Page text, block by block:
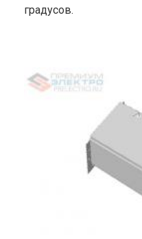
градусов.